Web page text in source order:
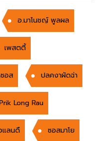
อ.มาโนชญ์ พูลผล
เพสตตี้
อส ปลคงาผัดฉ่า
Long Rau
แลนดื ซอสมาโย